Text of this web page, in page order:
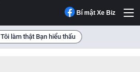
Bí mật Xe Biz
Tôi làm thật Bạn hiểu thấu